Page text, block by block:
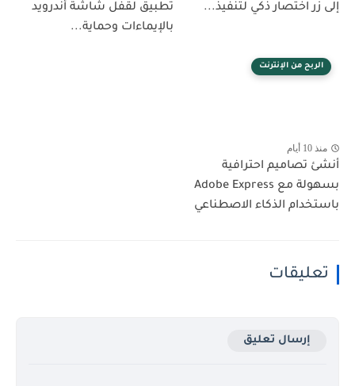
إلى زر اختصار ذكي لتنفيذ...
تطبيق لقفل شاشة أندرويد
بالإيماءات وحماية...
الربح من الإنترنت
منذ 10 أيام
أنشئ تصاميم احترافية
بسهولة مع Adobe Express
باستخدام الذكاء الاصطناعي
تعليقات
إرسال تعليق